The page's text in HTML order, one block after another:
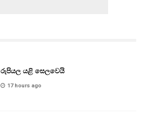
රුපියල යළි සෙලවෙයි
17 hours ago